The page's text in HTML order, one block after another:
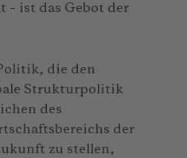
– ist das Gebot der
die den
Strukturpolitik
des
der
zu stellen,